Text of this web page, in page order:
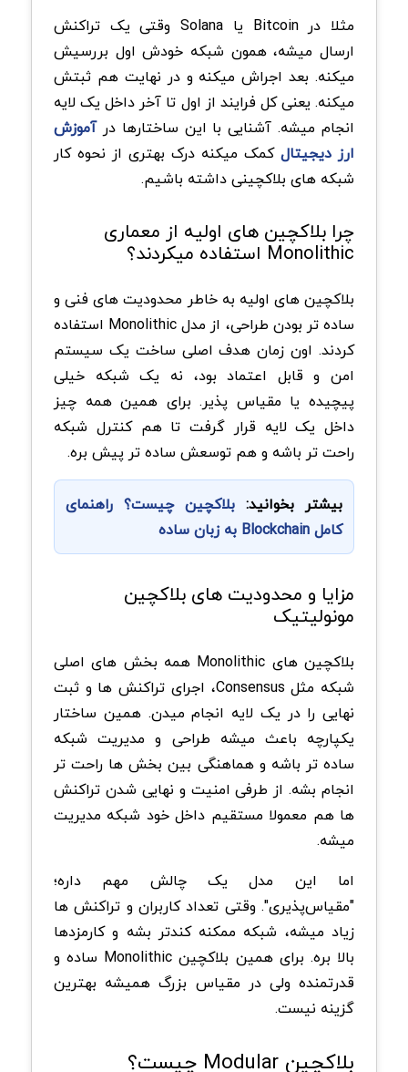
مثلا در Bitcoin یا Solana وقتی یک تراکنش
ارسال میشه، همون شبکه خودش اول بررسیش
میکنه. بعد اجراش میکنه و در نهایت هم ثبتش
میکنه. یعنی کل فرایند از اول تا آخر داخل یک لایه
انجام میشه. آشنایی با این ساختارها درآموزش
ارز دیجیتال کمک میکنه درک بهتری از نحوه کار
شبکه های بلاکچینی داشته باشیم.
چرا بلاکچین های اولیه از معماری
Monolithic استفاده میکردند؟
بلاکچین های اولیه به خاطر محدودیت های فنی و
ساده تر بودن طراحی، از مدل Monolithic استفاده
کردند. اون زمان هدف اصلی ساخت یک سیستم
امن و قابل اعتماد بود، نه یک شبکه خیلی
پیچیده یا مقیاس پذیر. برای همین همه چیز
داخل یک لایه قرار گرفت تا هم کنترل شبکه
راحت تر باشه و هم توسعش ساده تر پیش بره.
بیشتر بخوانید: بلاکچین چیست؟ راهنمای
کامل Blockchain به زبان ساده
مزایا و محدودیت های بلاکچین
مونولیتیک
بلاکچین های Monolithic همه بخش های اصلی
شبکه مثل Consensus، اجرای تراکنش ها و ثبت
نهایی را در یک لایه انجام میدن. همین ساختار
یکپارچه باعث میشه طراحی و مدیریت شبکه
ساده تر باشه و هماهنگی بین بخش ها راحت تر
انجام بشه. از طرفی امنیت و نهایی شدن تراکنش
ها هم معمولا مستقیم داخل خود شبکه مدیریت
میشه.
اما این مدل یک چالش مهم داره؛
"مقیاس‌پذیری". وقتی تعداد کاربران و تراکنش ها
زیاد میشه، شبکه ممکنه کندتر بشه و کارمزدها
بالا بره. برای همین بلاکچین Monolithic ساده و
قدرتمنده ولی در مقیاس بزرگ همیشه بهترین
گزینه نیست.
بلاکچین Modular چیست؟